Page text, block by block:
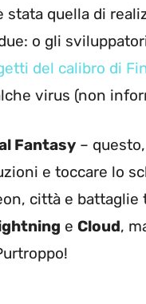
stata quella di
o gli
del calibro di
virus (non
Fantasy –
e toccare lo
città e battaglie
e Cloud,